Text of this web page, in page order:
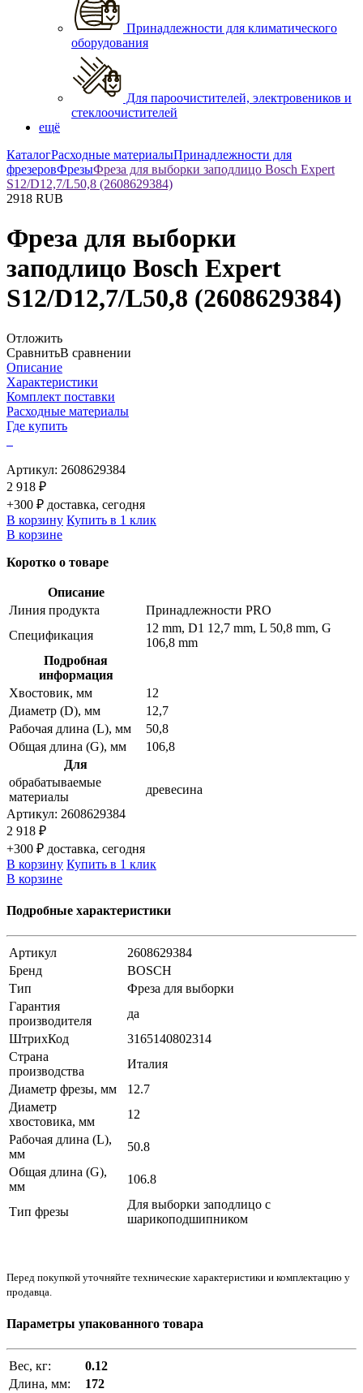
Принадлежности для климатического
оборудования
Для пароочистителей, электровеников и
стеклоочистителей
ещё
КаталогРасходные материалыПринадлежности для
фрезеровФрезыФреза для выборки заподлицо Bosch Expert
S12/D12,7/L50,8 (2608629384)
2918 RUB
Фреза для выборки
заподлицо Bosch Expert
S12/D12,7/L50,8 (2608629384)
Отложить
СравнитьВ сравнении
Описание
Характеристики
Комплект поставки
Расходные материалы
Где купить
Артикул: 2608629384
2 918 ₽
+300 ₽ доставка, сегодня
В корзину Купить в 1 клик
В корзине
Коротко о товаре
Описание
Линия продукта
Принадлежности PRO
Спецификация
12 mm, D1 12,7 mm, L 50,8 mm, G
106,8 mm
Подробная
информация
Хвостовик, мм
12
Диаметр (D), мм
12,7
Рабочая длина (L), мм
50,8
Общая длина (G), мм
106,8
Для
обрабатываемые
материалы
древесина
Артикул: 2608629384
2 918 ₽
+300 ₽ доставка, сегодня
В корзину Купить в 1 клик
В корзине
Подробные характеристики
Артикул
2608629384
Бренд
BOSCH
Тип
Фреза для выборки
Гарантия
производителя
да
ШтрихКод
3165140802314
Страна
производства
Италия
Диаметр фрезы, мм
12.7
Диаметр
хвостовика, мм
12
Рабочая длина (L),
мм
50.8
Общая длина (G),
мм
106.8
Тип фрезы
Для выборки заподлицо с
шарикоподшипником
Перед покупкой уточняйте технические характеристики и комплектацию у
продавца.
Параметры упакованного товара
Вес, кг:
0.12
Длина, мм:
172